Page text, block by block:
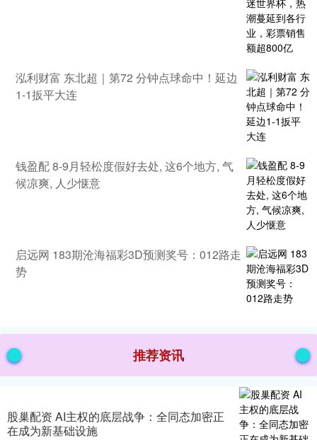
泓利财富 东北超｜第72 分钟点球命中！延边
1-1扳平大连
钱盈配 8-9月轻松度假好去处, 这6个地方, 气
候凉爽, 人少惬意
启远网 183期沧海福彩3D预测奖号：012路走
势
推荐资讯
股巢配资 AI主权的底层战争：全同态加密正
在成为新基础设施